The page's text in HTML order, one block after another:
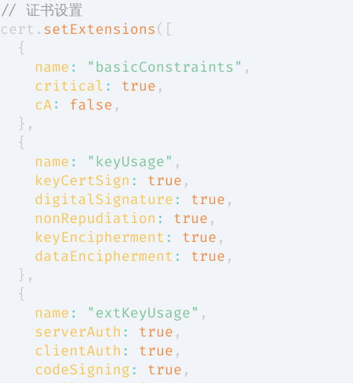
// 证书设置
cert . setExtensions( [
{
name : "basicConstraints" ,
critical : true ,
cA: false ,
} ,
{
name : "keyUsage" ,
keyCertSign : true ,
digitalSignature : true ,
nonRepudiation : true ,
keyEncipherment : true ,
dataEncipherment : true ,
} ,
{
name : "extKeyUsage" ,
serverAuth : true ,
clientAuth : true ,
codeSigning : true ,